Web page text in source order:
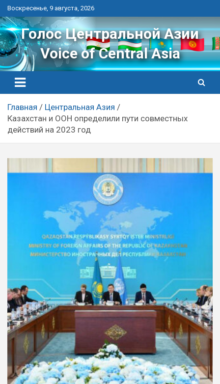
Перейти
к
контенту
Воскресенье, 9 августа, 2026
Голос Центральной Азии
Voice of Central Asia
Главная
Центральная Азия
Казахстан и ООН определили пути совместных
действий на 2023 год